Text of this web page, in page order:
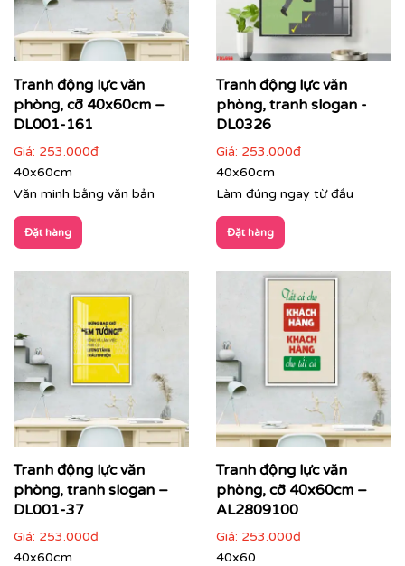
Tư vấn thi công & chọn mẫu
Tranh động lực văn
phòng, cỡ 40x60cm –
DL001-161
Giá: 253.000đ
40x60cm
Văn minh bằng văn bản
Đặt hàng
Tranh động lực văn
phòng, tranh slogan -
DL0326
Giá: 253.000đ
40x60cm
Làm đúng ngay từ đầu
Đặt hàng
Tranh động lực văn
phòng, tranh slogan –
DL001-37
Giá: 253.000đ
40x60cm
Tranh động lực văn
phòng, cỡ 40x60cm –
AL2809100
Giá: 253.000đ
40x60